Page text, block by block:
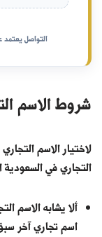
التواصل يعتمد
شروط الاسم
لاختيار الاسم
التجاري في السعودية
ألا يشابه الاسم
اسم تجاري آخر